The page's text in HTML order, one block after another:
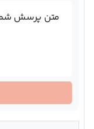
متن پرسش